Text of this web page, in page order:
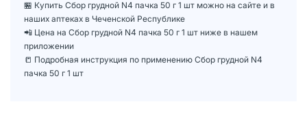
🏪 Купить Сбор грудной N4 пачка 50 г 1 шт можно на сайте и в
наших аптеках в Чеченской Республике
📲 Цена на Сбор грудной N4 пачка 50 г 1 шт ниже в нашем
приложении
📒 Подробная инструкция по применению Сбор грудной N4
пачка 50 г 1 шт